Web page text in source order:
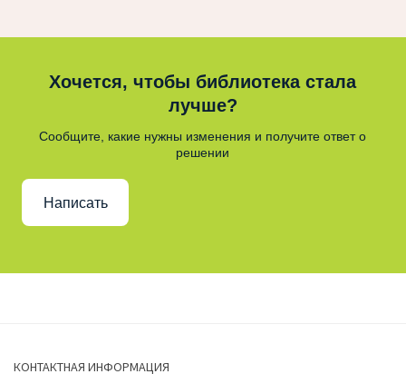
Хочется, чтобы библиотека стала
лучше?
Сообщите, какие нужны изменения и получите ответ о
решении
Написать
КОНТАКТНАЯ ИНФОРМАЦИЯ